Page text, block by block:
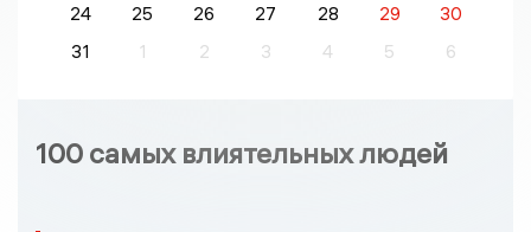
24
25 26 27 28 29
30
31
1 2 3 4 5 6
100 самых влиятельных людей